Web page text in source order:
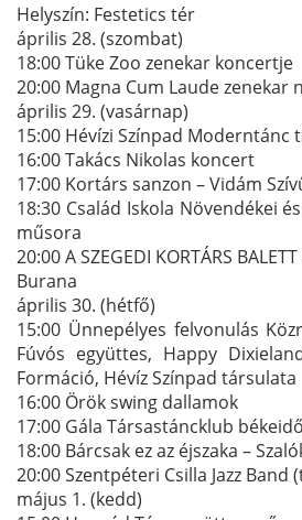
Helyszín: Festetics tér
április 28. (szombat)
18:00 Tüke Zoo zenekar koncertje
20:00 Magna Cum Laude zenekar
április 29. (vasárnap)
15:00 Hévízi Színpad
16:00 Takács Nikolas koncert
17:00 Kortárs sanzon – Vidám
18:30 Család Iskola Növendékei
műsora
20:00 A SZEGEDI KORTÁRS
Burana
április 30. (hétfő)
15:00 Ünnepélyes felvonulás
Fúvós együttes, Happy
Formáció, Hévíz Színpad társulata
16:00 Örök swing dallamok
17:00 Gála Társastáncklub
18:00 Bárcsak ez az éjszaka –
20:00 Szentpéteri Csilla Jazz Band
május 1. (kedd)